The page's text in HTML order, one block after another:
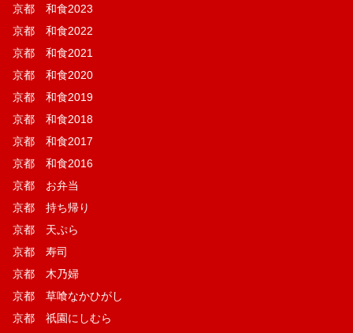
京都 和食2023
京都 和食2022
京都 和食2021
京都 和食2020
京都 和食2019
京都 和食2018
京都 和食2017
京都 和食2016
京都 お弁当
京都 持ち帰り
京都 天ぷら
京都 寿司
京都 木乃婦
京都 草喰なかひがし
京都 祇園にしむら